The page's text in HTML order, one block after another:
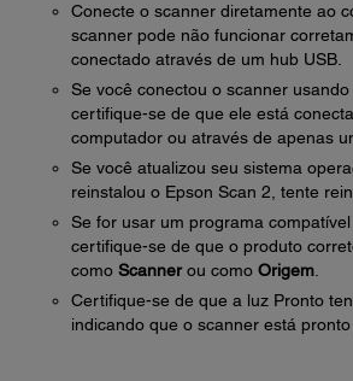
Conecte o scanner diretamente ao
scanner pode não funcionar
conectado através de um hub USB.
Se você conectou o scanner usando
certifique-se de que ele está
computador ou através de apenas
Se você atualizou seu sistema
reinstalou o Epson Scan 2, tente
Se for usar um programa compatível
certifique-se de que o produto
como Scannerou como Origem
Certifique-se de que a luz Pronto
indicando que o scanner está